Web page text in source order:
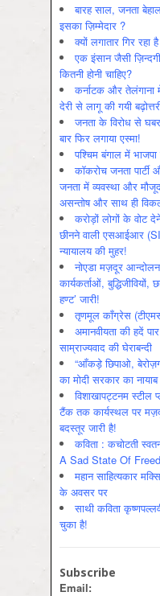
बारह साल, जनता
इसका ज़िम्मेदार ?
क्यों लगातार गिर रहा
एक इंसान जैसी
कितनी होनी चाहिए?
कर्नाटक और तेलंगाना
देरी से लागू की गयी
जनता के विरोध से
बार फिर लगाया एस्मा!
पश्चिम बंगाल में
कॉकरोच जनता
जनता में व्‍यवस्‍था और
असन्‍तोष और साथ ही
करोड़ों लोगों के वोट
छीनने वाली एसआईआर
न्यायालय की मुहर!
नोएडा मज़दूर आन्दोलन
कार्यकर्ताओं,
हण्ट’ जारी!
तृणमूल काँग्रेस
अमानवीयता की हदें
साम्राज्यवाद की घेराबन्दी
“आँकड़े छिपाओ,
का मोदी सरकार का
विशाखापट्टनम
टैंक तक कार्यस्थल पर
बदस्तूर जारी है!
कविता : कचोटती
A Sad State Of
महान साहित्यकार
के अवसर पर
साथी कविता
चुका है!
Subscribe
Email: